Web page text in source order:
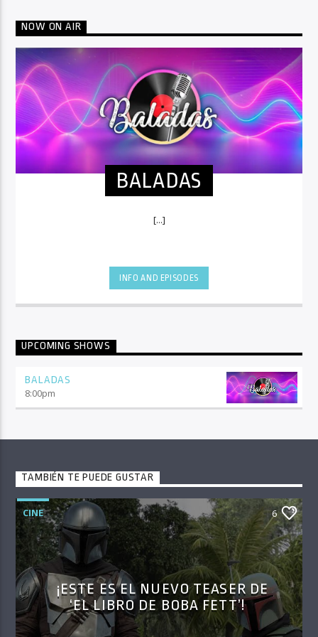
NOW ON AIR
BALADAS
[...]
INFO AND EPISODES
UPCOMING SHOWS
BALADAS
8:00pm
TAMBIÉN TE PUEDE GUSTAR
CINE 6
¡ESTE ES EL NUEVO TEASER DE
‘EL LIBRO DE BOBA FETT’!